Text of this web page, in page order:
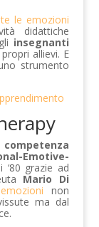
le emozioni
didattiche
insegnanti
allievi. E
strumento
competenza
Emotive-
grazie ad
Mario Di
emozioni non
ma dal